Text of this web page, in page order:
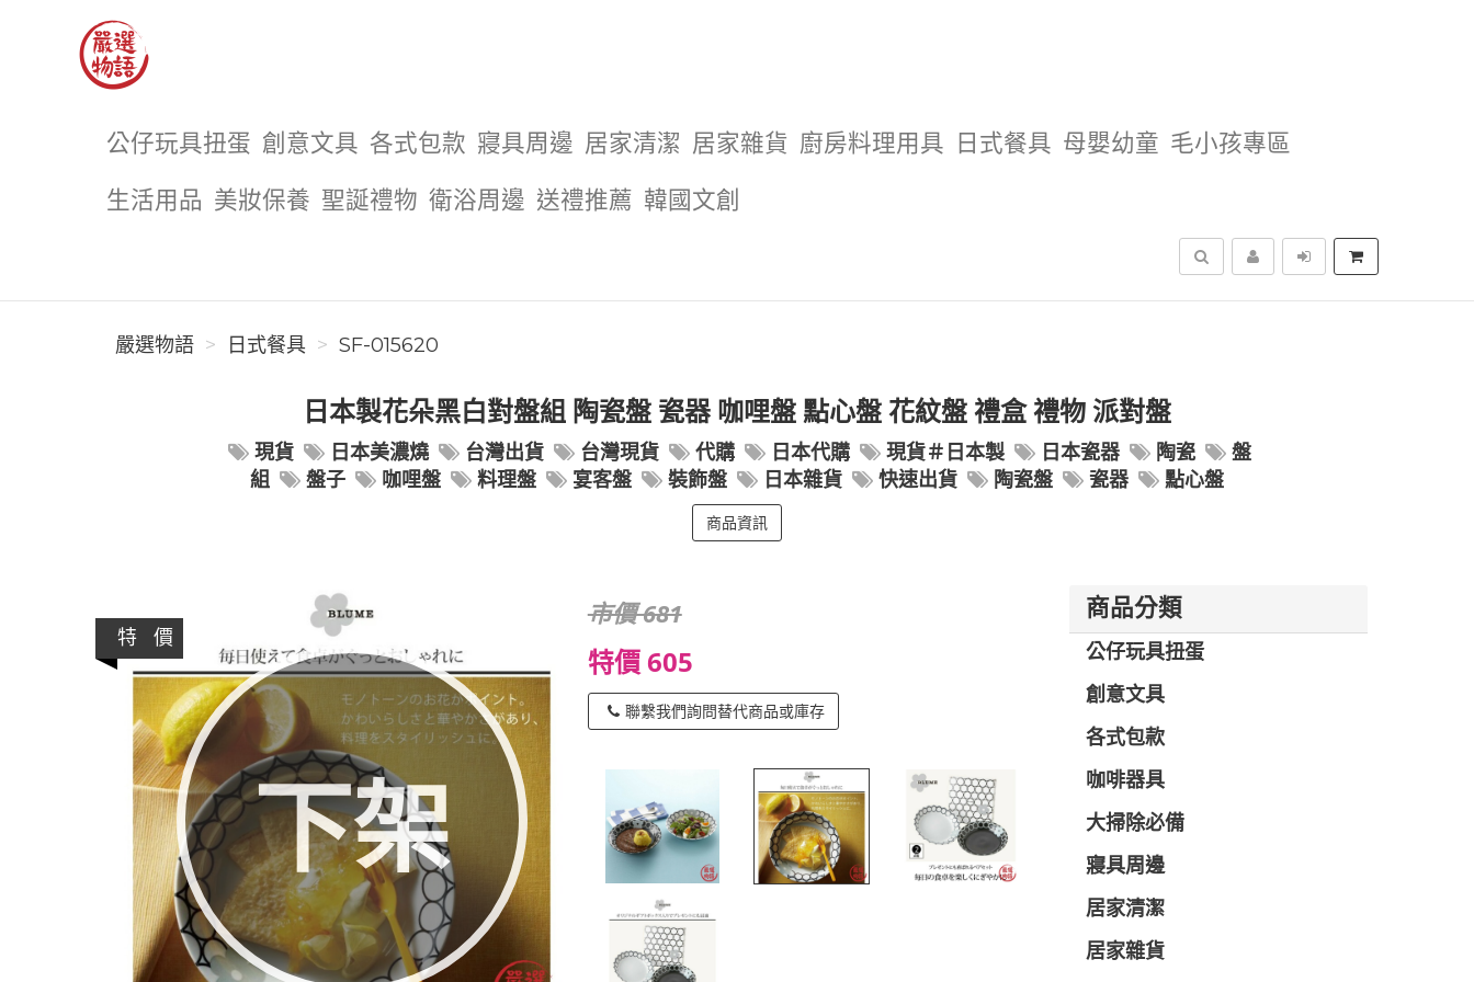
公仔玩具扭蛋 創意文具 各式包款 寢具周邊 居家清潔 居家雜貨 廚房料理用具 日式餐具 母嬰幼童 毛小孩專區
生活用品 美妝保養 聖誕禮物 衛浴周邊 送禮推薦 韓國文創
搜尋
嚴選物語 日式餐具 SF-015620
日本製花朵黑白對盤組 陶瓷盤 瓷器 咖哩盤 點心盤 花紋盤 禮盒 禮物 派對盤
現貨 日本美濃燒 台灣出貨 台灣現貨 代購 日本代購 現貨＃日本製 日本瓷器 陶瓷
盤
組
盤子 咖哩盤 料理盤 宴客盤 裝飾盤 日本雜貨 快速出貨 陶瓷盤 瓷器 點心盤
商品資訊
下架
特 價
市價 681
特價 605
聯繫我們詢問替代商品或庫存
商品分類
公仔玩具扭蛋
創意文具
各式包款
咖啡器具
大掃除必備
寢具周邊
居家清潔
居家雜貨